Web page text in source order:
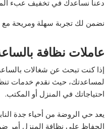
دعنا نساعدك في تخفيف عبء
نضمن لك تجربة سهلة ومريحة مع
عاملات نظافة
إذا كنت تبحث عن شغالات
لمساعدتك، حيث نقدم خدمات
احتياجاتك في المنزل أو المكتب.
يعد حي الروضة من أحياء جدة
الحفاظ على نظافة المنزل أمر